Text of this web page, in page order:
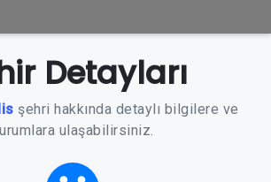
Detayları
şehri hakkında detaylı bilgilere ve
ulaşabilirsiniz.